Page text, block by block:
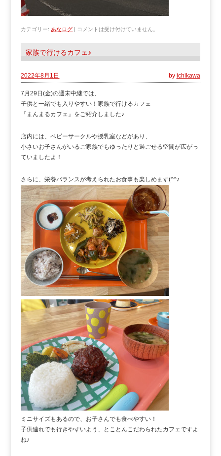
カテゴリー: あなログ コメントは受け付けていません。
家族で行けるカフェ♪
2022年8月1日 by ichikawa
7月29日(金)の週末中継では、
子供と一緒でも入りやすい！家族で行けるカフェ
『まんまるカフェ』をご紹介しました♪
店内には、ベビーサークルや授乳室などがあり、
小さいお子さんがいるご家族でもゆったりと過ごせる空間が広がっ
ていましたよ！
さらに、栄養バランスが考えられたお食事も楽しめます(^^♪
ミニサイズもあるので、お子さんでも食べやすい！
子供連れでも行きやすいよう、とことんこだわられたカフェですよ
ね♪